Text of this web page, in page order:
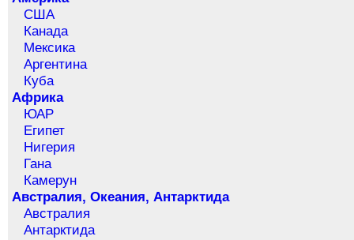
США
Канада
Мексика
Аргентина
Куба
Африка
ЮАР
Египет
Нигерия
Гана
Камерун
Австралия, Океания, Антарктида
Австралия
Антарктида